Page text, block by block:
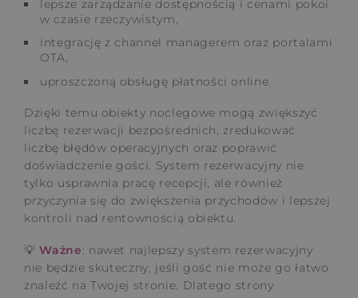
lepsze zarządzanie dostępnością i cenami pokoi
w czasie rzeczywistym,
integrację z channel managerem oraz portalami
OTA,
uproszczoną obsługę płatności online.
Dzięki temu obiekty noclegowe mogą zwiększyć
liczbę rezerwacji bezpośrednich, zredukować
liczbę błędów operacyjnych oraz poprawić
doświadczenie gości. System rezerwacyjny nie
tylko usprawnia pracę recepcji, ale również
przyczynia się do zwiększenia przychodów i lepszej
kontroli nad rentownością obiektu.
💡 Ważne: nawet najlepszy system rezerwacyjny
nie będzie skuteczny, jeśli gość nie może go łatwo
znaleźć na Twojej stronie. Dlatego strony